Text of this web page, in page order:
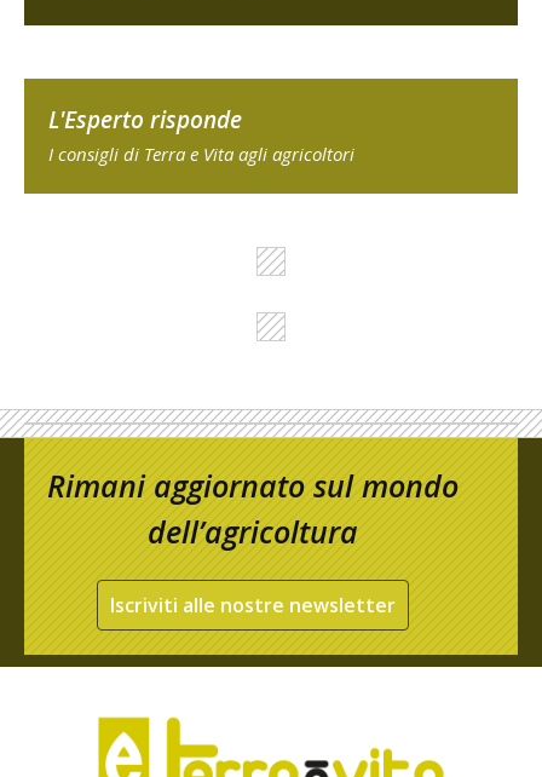
L'Esperto risponde
I consigli di Terra e Vita agli agricoltori
Rimani aggiornato sul mondo
dell’agricoltura
Iscriviti alle nostre newsletter